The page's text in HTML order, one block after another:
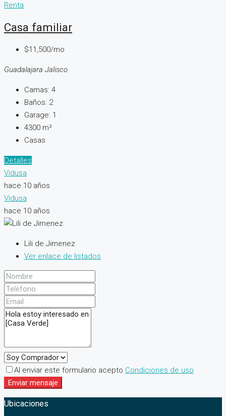
Renta
Casa familiar
$11,500/mo
Guadalajara Jalisco
Camas: 4
Baños: 2
Garage: 1
4300 m²
Casas
Detalles
Vidusa
hace 10 años
Vidusa
hace 10 años
Lili de Jimenez
Ver enlace de listados
Al enviar este formulario acepto Condiciones de uso
Enviar mensaje
Ubicaciones